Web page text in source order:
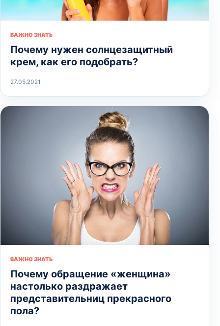
ВАЖНО ЗНАТЬ
Почему нужен солнцезащитный
крем, как его подобрать?
27.05.2021
ВАЖНО ЗНАТЬ
Почему обращение «женщина»
настолько раздражает
представительниц прекрасного
пола?